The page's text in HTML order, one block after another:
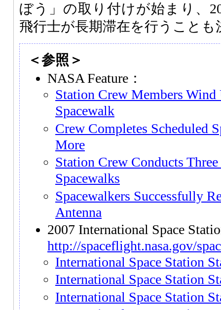
ぼう」の取り付けが始まり、
飛行士が長期滞在を行うこと
＜参照＞
NASA Feature：
Station Crew Members Wind
Spacewalk
Crew Completes Scheduled
More
Station Crew Conducts
Spacewalks
Spacewalkers Successfully
Antenna
2007 International Space
http://spaceflight.nasa.gov/
International Space Station
International Space Station
International Space Station